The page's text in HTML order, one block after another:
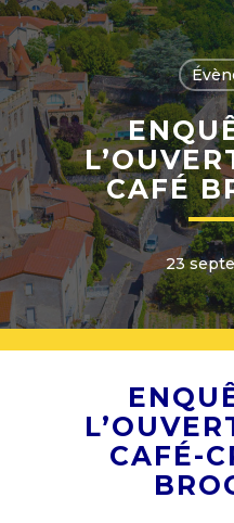
Skip
to
main
content
CAFÉ
23
CAFÉ-